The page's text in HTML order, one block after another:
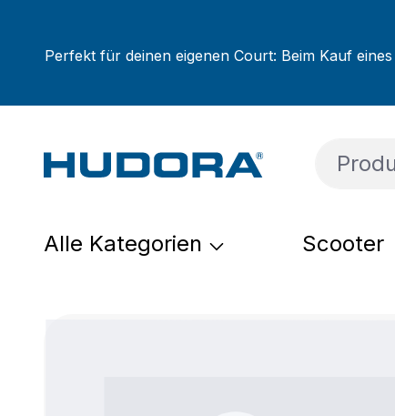
Perfekt für deinen eigenen Court: Beim Kauf
Alle Kategorien Scooter